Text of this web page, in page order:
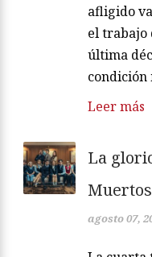
afligido
el trabajo
última
condición
Leer más
La
agosto 07,